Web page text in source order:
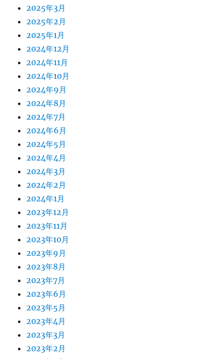
2025年3月
2025年2月
2025年1月
2024年12月
2024年11月
2024年10月
2024年9月
2024年8月
2024年7月
2024年6月
2024年5月
2024年4月
2024年3月
2024年2月
2024年1月
2023年12月
2023年11月
2023年10月
2023年9月
2023年8月
2023年7月
2023年6月
2023年5月
2023年4月
2023年3月
2023年2月